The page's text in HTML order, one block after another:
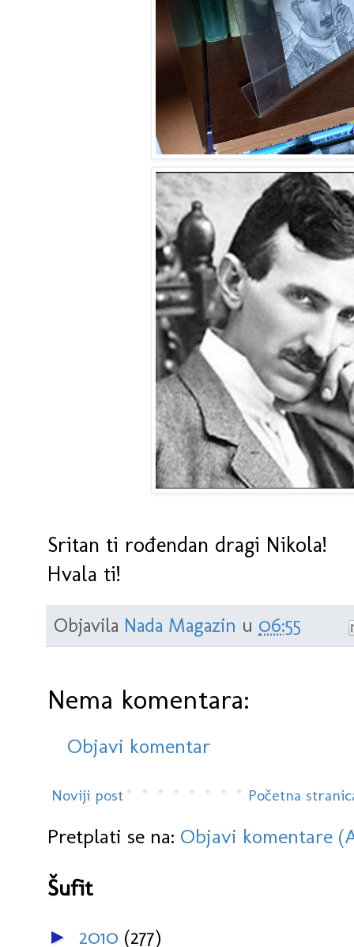
Sritan ti rođendan dragi Nikola!
Hvala ti!
Objavila Nada Magazin u 06:55
Nema komentara:
Objavi komentar
Noviji post Početna
Pretplati se na: Objavi komentare
Šufit
► 2010 (277)